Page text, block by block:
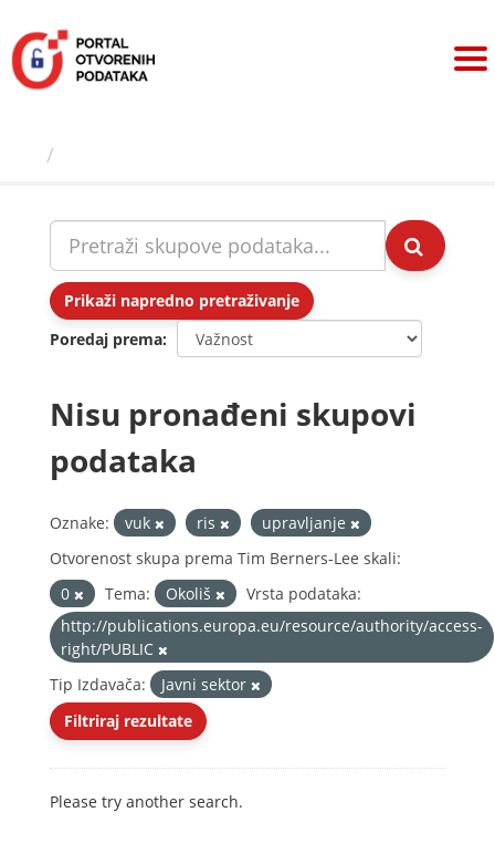
sadržaj
Prikaži napredno pretraživanje
Poredaj prema
Nisu pronađeni skupovi
podataka
Oznake: vuk ris
upravljanje
Otvorenost skupa prema Tim Berners-Lee skali:
0
Tema: Okoliš
Vrsta podataka:
http://publications.europa.eu/resource/authority/access-
right/PUBLIC
Tip Izdavača:
Javni sektor
Filtriraj rezultate
Please try another search.